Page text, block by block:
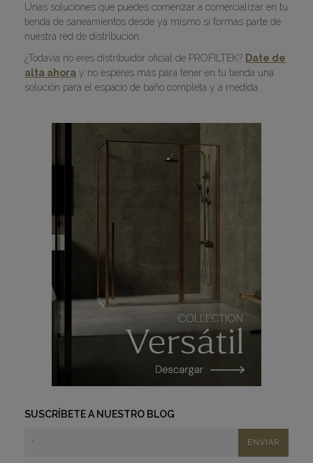
Unas soluciones que puedes comenzar a comercializar en tu
tienda de saneamientos desde ya mismo si formas parte de
nuestra red de distribución.
¿Todavía no eres distribuidor oficial de PROFILTEK? Date de
alta ahora y no esperes más para tener en tu tienda una
solución para el espacio de baño completa y a medida.
SUSCRÍBETE A NUESTRO BLOG